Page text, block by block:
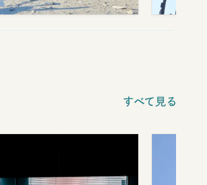
すべて見る